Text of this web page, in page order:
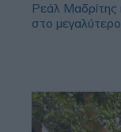
Ρεάλ
στο